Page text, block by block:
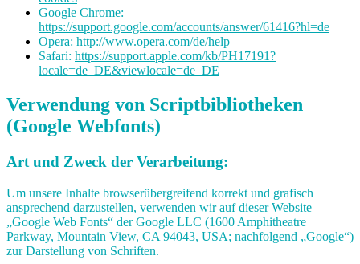
Google Chrome:
https://support.google.com/accounts/answer/61416?hl=de
Opera: http://www.opera.com/de/help
Safari: https://support.apple.com/kb/PH17191?
locale=de_DE&viewlocale=de_DE
Verwendung von Scriptbibliotheken
(Google Webfonts)
Art und Zweck der Verarbeitung:
Um unsere Inhalte browserübergreifend korrekt und grafisch
ansprechend darzustellen, verwenden wir auf dieser Website
„Google Web Fonts“ der Google LLC (1600 Amphitheatre
Parkway, Mountain View, CA 94043, USA; nachfolgend „Google“)
zur Darstellung von Schriften.